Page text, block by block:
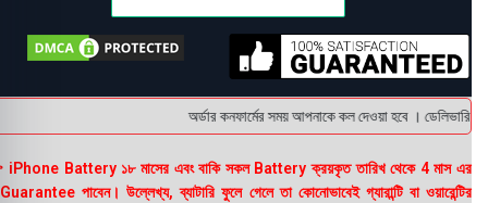
অর্ডার কনফার্মের সময় আপনাকে কল দেওয়া হবে । ডেলিভারি
Battery ১৮ মাসের এবং বাকি সকল Battery ক্রয়কৃত তারিখ থেকে 4 মাস এর
পাবেন। উল্লেখ্য, ব্যাটারি ফুলে গেলে তা কোনোভাবেই গ্যারান্টি বা ওয়ারেন্টির